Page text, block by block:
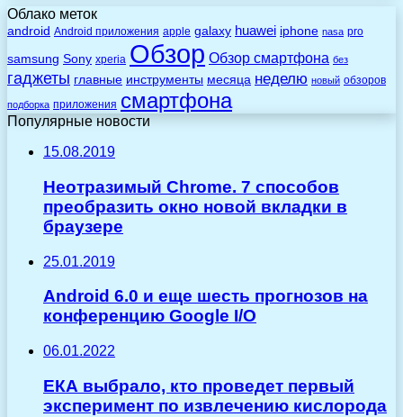
Облако меток
android Android приложения apple galaxy huawei iphone nasa pro
samsung Sony xperia Обзор Обзор смартфона без
гаджеты главные инструменты месяца неделю новый обзоров
подборка приложения смартфона
Популярные новости
15.08.2019
Неотразимый Chrome. 7 способов
преобразить окно новой вкладки в
браузере
25.01.2019
Android 6.0 и еще шесть прогнозов на
конференцию Google I/O
06.01.2022
ЕКА выбрало, кто проведет первый
эксперимент по извлечению кислорода